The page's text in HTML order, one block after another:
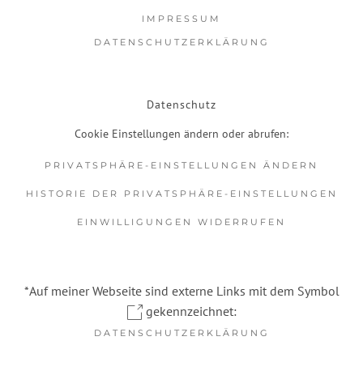
IMPRESSUM
DATENSCHUTZERKLÄRUNG
Datenschutz
Cookie Einstellungen ändern oder abrufen:
PRIVATSPHÄRE-EINSTELLUNGEN ÄNDERN
HISTORIE DER PRIVATSPHÄRE-EINSTELLUNGEN
EINWILLIGUNGEN WIDERRUFEN
*Auf meiner Webseite sind externe Links mit dem Symbol
gekennzeichnet:
DATENSCHUTZERKLÄRUNG